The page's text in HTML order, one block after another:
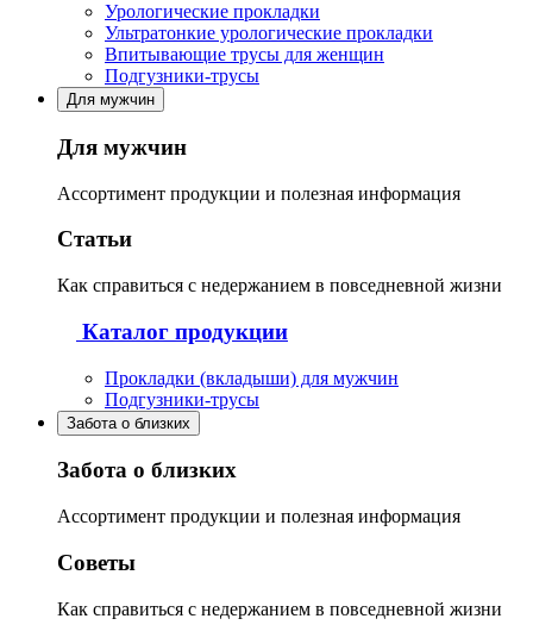
Урологические прокладки
Ультратонкие урологические прокладки
Впитывающие трусы для женщин
Подгузники-трусы
Для мужчин
Для мужчин
Ассортимент продукции и полезная информация
Статьи
Как справиться с недержанием в повседневной жизни
Каталог продукции
Прокладки (вкладыши) для мужчин
Подгузники-трусы
Забота о близких
Забота о близких
Ассортимент продукции и полезная информация
Советы
Как справиться с недержанием в повседневной жизни